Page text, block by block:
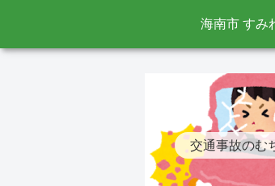
海南市 すみ
交通事故のむ